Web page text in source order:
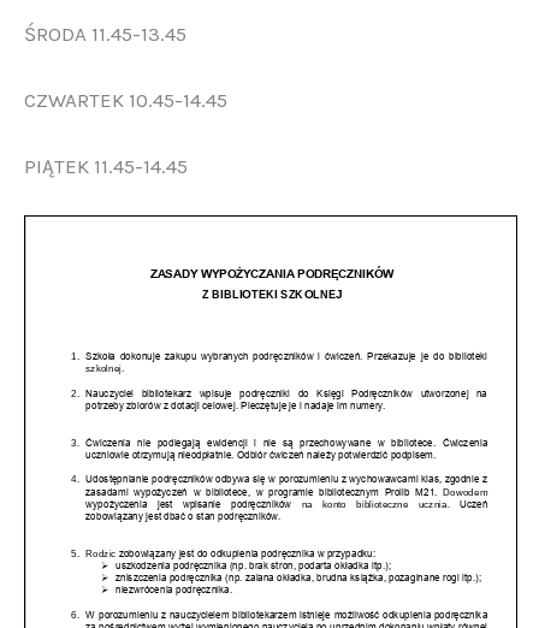
ŚRODA 11.45-13.45
CZWARTEK 10.45-14.45
PIĄTEK 11.45-14.45